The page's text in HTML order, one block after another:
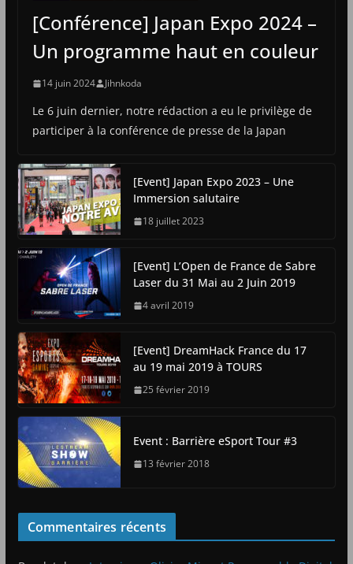
[Conférence] Japan Expo 2024 –
Un programme haut en couleur
14 juin 2024 Jihnkoda
Le 6 juin dernier, notre rédaction a eu le privilège de
participer à la conférence de presse de la Japan
[Event] Japan Expo 2023 – Une
Immersion salutaire
18 juillet 2023
[Event] L’Open de France de Sabre
Laser du 31 Mai au 2 Juin 2019
4 avril 2019
[Event] DreamHack France du 17
au 19 mai 2019 à TOURS
25 février 2019
Event : Barrière eSport Tour #3
13 février 2018
Commentaires récents